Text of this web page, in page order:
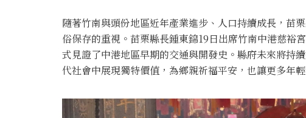
隨著竹南與頭份地區近年產業進步、人口持續成長，苗
俗保存的重視。苗栗縣長鍾東錦19日出席竹南中港慈裕
式見證了中港地區早期的交通與開發史。縣府未來將持
代社會中展現獨特價值，為鄉親祈福平安，也讓更多年